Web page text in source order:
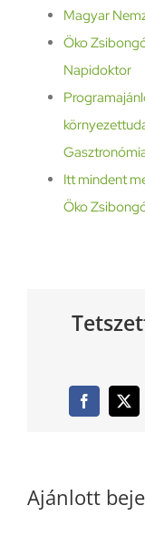
Magyar
Öko
Napidoktor
Itt mindent
Öko
Facebook
X
Ajánlott